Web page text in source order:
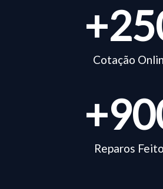
Cotação
+
Reparos
+